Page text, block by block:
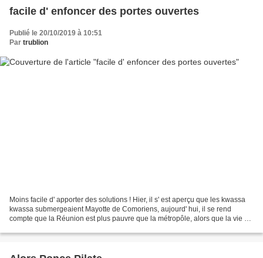
facile d' enfoncer des portes ouvertes
Publié le 20/10/2019 à 10:51
Par trublion
Moins facile d' apporter des solutions ! Hier, il s' est aperçu que les kwassa
kwassa submergeaient Mayotte de Comoriens, aujourd' hui, il se rend
compte que la Réunion est plus pauvre que la métropôle, alors que la vie y